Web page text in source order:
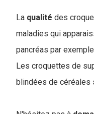
La qualité des
maladies qui
pancréas par
Les croquettes de
blindées de céréales